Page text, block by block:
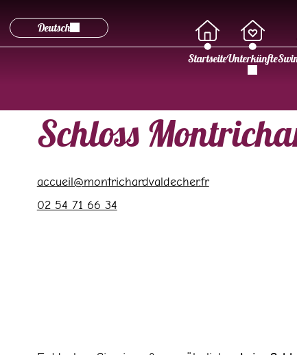
StartseiteUnterkünfte
Deutsch
Schloss
accueil@montrichardvaldecher.fr
02 54 71 66 34